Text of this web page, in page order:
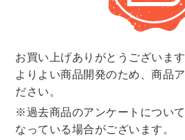
お買い上げありがとうございます
よりよい商品開発のため、商品
ださい。
※過去商品のアンケートについ
なっている場合がございます。